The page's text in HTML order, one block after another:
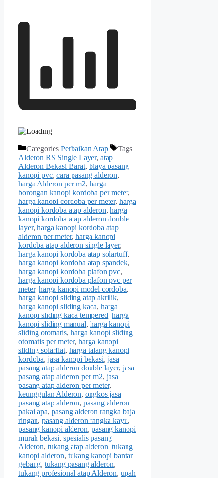
Categories Perbaikan Atap
Tags
Alderon RS Single Layer, atap
Alderon Bekasi Barat, biaya pasang
kanopi pvc, cara pasang alderon,
harga Alderon per m2, harga
borongan kanopi kordoba per meter,
harga kanopi cordoba per meter, harga
kanopi kordoba atap alderon, harga
kanopi kordoba atap alderon double
layer, harga kanopi kordoba atap
alderon per meter, harga kanopi
kordoba atap alderon single layer,
harga kanopi kordoba atap solartuff,
harga kanopi kordoba atap spandek,
harga kanopi kordoba plafon pvc,
harga kanopi kordoba plafon pvc per
meter, harga kanopi model cordoba,
harga kanopi sliding atap akrilik,
harga kanopi sliding kaca, harga
kanopi sliding kaca tempered, harga
kanopi sliding manual, harga kanopi
sliding otomatis, harga kanopi sliding
otomatis per meter, harga kanopi
sliding solarflat, harga talang kanopi
kordoba, jasa kanopi bekasi, jasa
pasang atap alderon double layer, jasa
pasang atap alderon per m2, jasa
pasang atap alderon per meter,
keunggulan Alderon, ongkos jasa
pasang atap alderon, pasang alderon
pakai apa, pasang alderon rangka baja
ringan, pasang alderon rangka kayu,
pasang kanopi alderon, pasang kanopi
murah bekasi, spesialis pasang
Alderon, tukang atap alderon, tukang
kanopi alderon, tukang kanopi bantar
gebang, tukang pasang alderon,
tukang profesional atap Alderon, upah